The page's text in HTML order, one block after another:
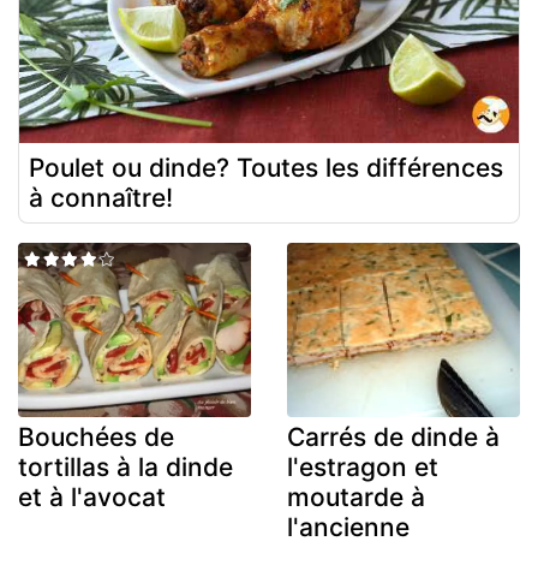
Poulet ou dinde? Toutes les différences
à connaître!
Bouchées de
tortillas à la dinde
et à l'avocat
Carrés de dinde à
l'estragon et
moutarde à
l'ancienne